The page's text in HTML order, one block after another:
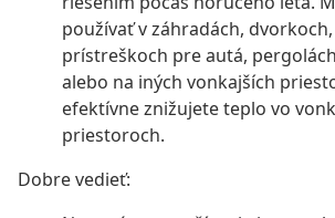
používať v záhradách,
prístreškoch pre autá,
alebo na iných vonkajších
efektívne znižujete teplo vo
priestoroch.
Dobre vedieť: